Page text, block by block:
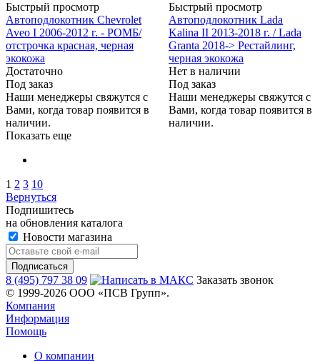
Быстрый просмотр
Автоподлокотник Chevrolet
Aveo I 2006-2012 г. - РОМБ/
отстрочка красная, черная
экокожа
Достаточно
Под заказ
Наши менеджеры свяжутся с
Вами, когда товар появится в
наличии.
Быстрый просмотр
Автоподлокотник Lada
Kalina II 2013-2018 г. / Lada
Granta 2018-> Рестайлинг,
черная экокожа
Нет в наличии
Под заказ
Наши менеджеры свяжутся с
Вами, когда товар появится в
наличии.
Показать еще
1 2 3 10
Вернуться
Подпишитесь
на обновления каталога
Новости магазина
8 (495) 797 38 09
Заказать звонок
© 1999-2026 ООО «ПСВ Групп».
Компания
Информация
Помощь
О компании